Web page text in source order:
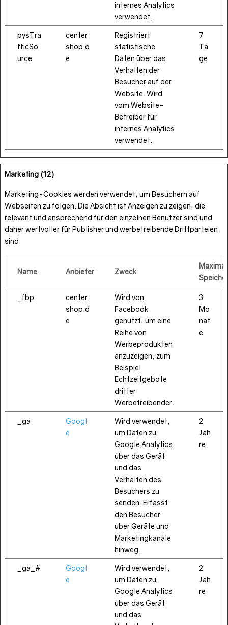
internes Analytics
verwendet.
pysTra
fficSo
urce
center
shop.d
e
Registriert
statistische
Daten über das
Verhalten der
Besucher auf der
Website. Wird
vom Website-
Betreiber für
internes Analytics
verwendet.
7
Ta
ge
Marketing (12)
Marketing-Cookies werden verwendet, um Besuchern auf
Webseiten zu folgen. Die Absicht ist Anzeigen zu zeigen, die
relevant und ansprechend für den einzelnen Benutzer sind und
daher wertvoller für Publisher und werbetreibende Drittparteien
sind.
Name Anbieter Zweck
_fbp
center
shop.d
e
Wird von
Facebook
genutzt, um eine
Reihe von
Werbeprodukten
anzuzeigen, zum
Beispiel
Echtzeitgebote
dritter
Werbetreibender.
3
Mo
nat
e
_ga
Googl
e
Wird verwendet,
um Daten zu
Google Analytics
über das Gerät
und das
Verhalten des
Besuchers zu
senden. Erfasst
den Besucher
über Geräte und
Marketingkanäle
hinweg.
2
Jah
re
_ga_#
Googl
e
Wird verwendet,
um Daten zu
Google Analytics
über das Gerät
und das
2
Jah
re